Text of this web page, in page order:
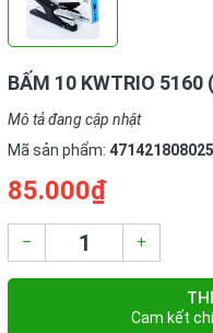
BẤM 10 KWTRIO 5160
Mô tả đang cập nhật
Mã sản phẩm:
85.000₫
– +
Cam kết